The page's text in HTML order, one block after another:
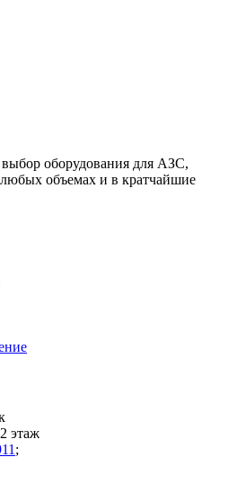
оборудования для АЗС,
объемах и в кратчайшие
этаж
;